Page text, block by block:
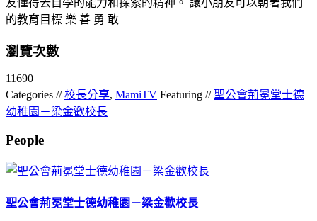
的教育目標 樂 善 勇 敢
瀏覽次數
11690
Categories //校長分享, MamiTV Featuring //聖公會荊冕堂士德
幼稚園－梁金歡校長
People
聖公會荊冕堂士德幼稚園－梁金歡校長